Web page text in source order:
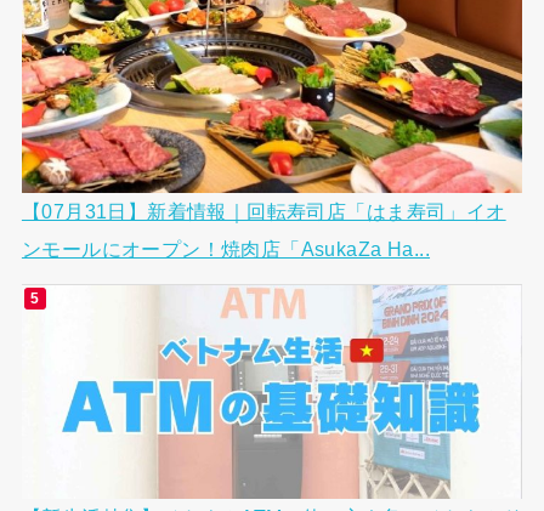
【07月31日】新着情報｜回転寿司店「はま寿司」イオ
ンモールにオープン！焼肉店「AsukaZa Ha...